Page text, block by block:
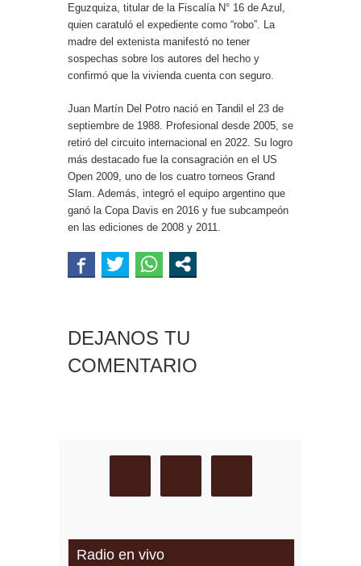
Eguzquiza, titular de la Fiscalía N° 16 de Azul,
quien caratuló el expediente como “robo”. La
madre del extenista manifestó no tener
sospechas sobre los autores del hecho y
confirmó que la vivienda cuenta con seguro.
Juan Martín Del Potro nació en Tandil el 23 de
septiembre de 1988. Profesional desde 2005, se
retiró del circuito internacional en 2022. Su logro
más destacado fue la consagración en el US
Open 2009, uno de los cuatro torneos Grand
Slam. Además, integró el equipo argentino que
ganó la Copa Davis en 2016 y fue subcampeón
en las ediciones de 2008 y 2011.
DEJANOS TU
COMENTARIO
Radio en vivo